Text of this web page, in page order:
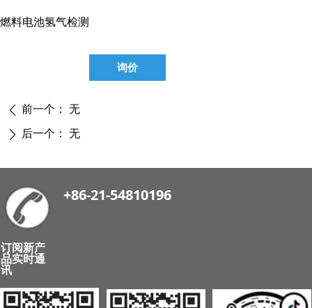
燃料电池氢气检测
询价
ꄲ 后一个： 无
ꄴ 前一个： 无
+86-21-54810196
订阅新产
品实时通
讯